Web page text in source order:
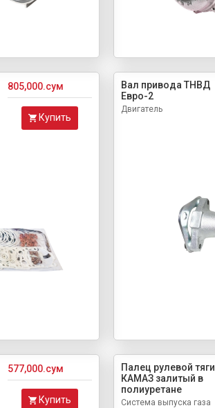
805,000.сум
Купить
Вал привода ТНВД
Евро-2
Двигатель
577,000.сум
Купить
Палец рулевой тяги
КАМАЗ залитый в
полиуретане
Система выпуска газа